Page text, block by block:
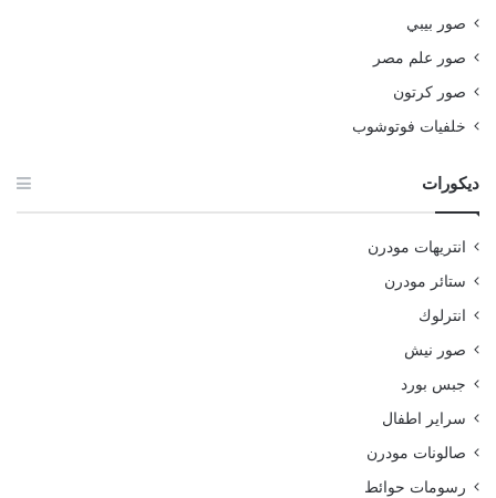
صور بيبي
صور علم مصر
صور كرتون
خلفيات فوتوشوب
ديكورات
انتريهات مودرن
ستائر مودرن
انترلوك
صور نيش
جبس بورد
سراير اطفال
صالونات مودرن
رسومات حوائط